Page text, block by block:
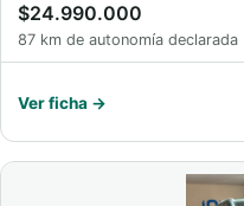
$24.990.000
87 km de autonomía declarada
Ver ficha →